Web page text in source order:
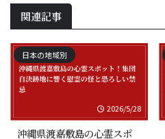
関連記事
日本の地域別
2026/5/28
沖縄県渡嘉敷島の心霊スポ